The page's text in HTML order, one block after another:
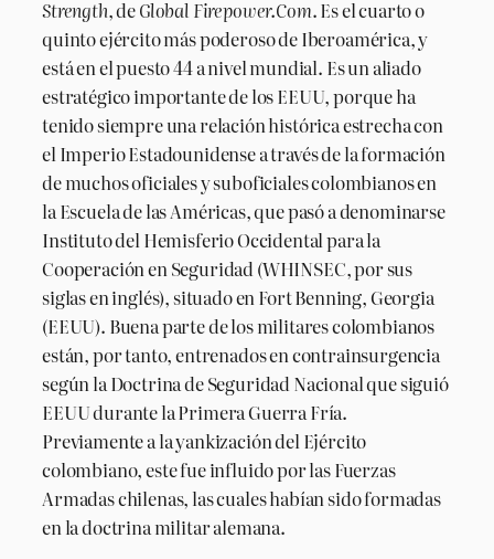
Strength, deGlobal Firepower.Com. Es el cuarto o
quinto ejército más poderoso de Iberoamérica, y
está en el puesto 44 a nivel mundial. Es un aliado
estratégico importante de los EEUU, porque ha
tenido siempre una relación histórica estrecha con
el Imperio Estadounidense a través de la formación
de muchos oficiales y suboficiales colombianos en
la Escuela de las Américas, que pasó a denominarse
Instituto del Hemisferio Occidental para la
Cooperación en Seguridad (WHINSEC, por sus
siglas en inglés), situado en Fort Benning, Georgia
(EEUU). Buena parte de los militares colombianos
están, por tanto, entrenados en contrainsurgencia
según la Doctrina de Seguridad Nacional que siguió
EEUU durante la Primera Guerra Fría.
Previamente a la yankización del Ejército
colombiano, este fue influido por las Fuerzas
Armadas chilenas, las cuales habían sido formadas
en la doctrina militar alemana.